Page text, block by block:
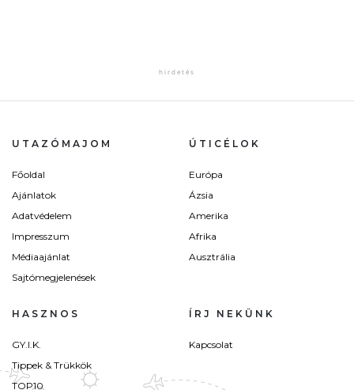
UTAZÓMAJOM
Főoldal
Ajánlatok
Adatvédelem
Impresszum
Médiaajánlat
Sajtómegjelenések
ÚTICÉLOK
Európa
Ázsia
Amerika
Afrika
Ausztrália
HASZNOS
GY.I.K.
Tippek & Trükkök
TOP10
ÍRJ NEKÜNK
Kapcsolat